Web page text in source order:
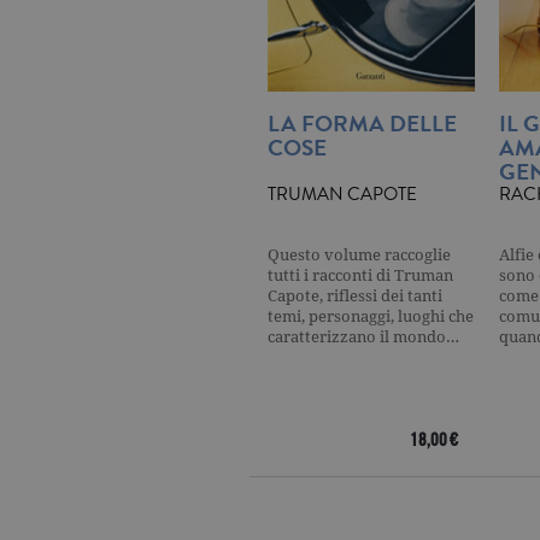
LA FORMA DELLE
COSE
TRUMAN CAPOTE
Questo volume raccoglie
tutti i racconti di Truman
Capote, riflessi dei tanti
temi, personaggi, luoghi che
caratterizzano il mondo…
18,00 €
IL
Alfie
CookieScriptConsent
datr
.facebook.com
locale
.facebook.com
Nome Dominio
_fbp
.garzanti.it
.facebook.com